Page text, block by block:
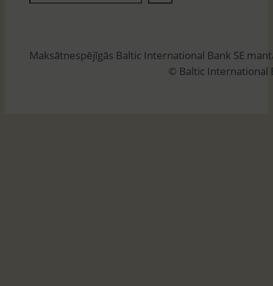
e
ē
Maksātnespējīgās Baltic International Bank SE
© Baltic International